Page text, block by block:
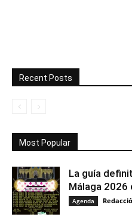
Recent Posts
Most Popular
La guía
Málaga 2026
Agenda